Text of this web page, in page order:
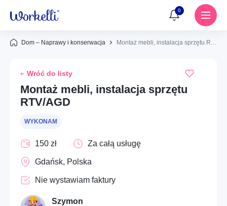
0
Brak powiadomień
Usługi
Dom – Remonty i prace budowlane
Instalacje – Elektryka
Społeczne – Wolontariat i pomoc społeczna
Dom – Naprawy i konserwacja Montaż mebli, instalacja sprzętu RTV/AGD
Wróć do listy
Ups...
Aby dodać ogłoszenie do ulubionych, musisz się
Montaż mebli, instalacja sprzętu
RTV/AGD
WYKONAM
150 zł Za całą usługę
Gdańsk, Polska
Nie wystawiam faktury
Szymon